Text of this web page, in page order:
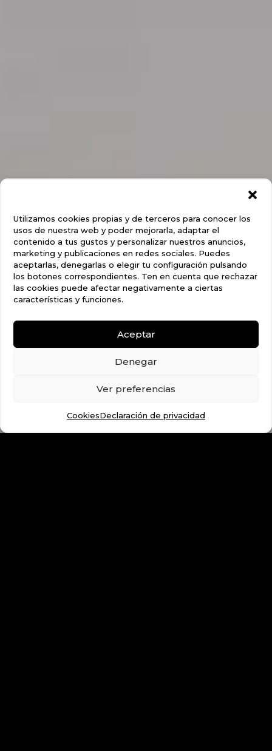
Utilizamos cookies propias y de terceros para conocer los
usos de nuestra web y poder mejorarla, adaptar el
contenido a tus gustos y personalizar nuestros anuncios,
marketing y publicaciones en redes sociales. Puedes
aceptarlas, denegarlas o elegir tu configuración pulsando
los botones correspondientes. Ten en cuenta que rechazar
las cookies puede afectar negativamente a ciertas
características y funciones.
Aceptar
Denegar
Ver preferencias
CookiesDeclaración de privacidad